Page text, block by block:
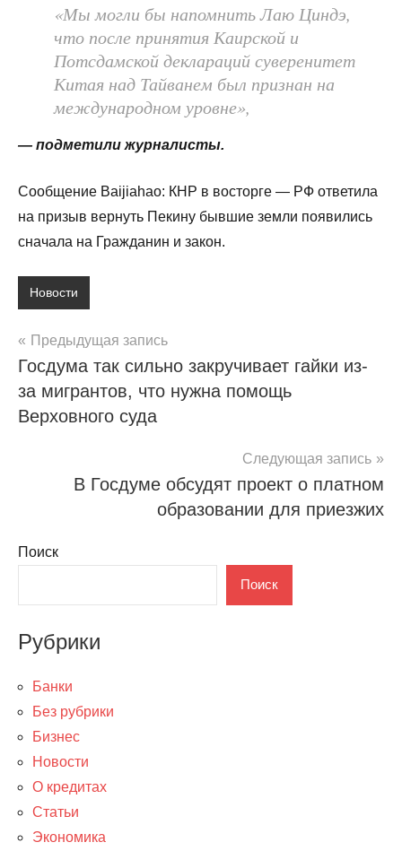
«Мы могли бы напомнить Лаю Циндэ,
что после принятия Каирской и
Потсдамской деклараций суверенитет
Китая над Тайванем был признан на
международном уровне»,
— подметили журналисты.
Сообщение Baijiahao: КНР в восторге — РФ ответила
на призыв вернуть Пекину бывшие земли появились
сначала на Гражданин и закон.
Новости
Навигация
по
записям
Предыдущая запись
Госдума так сильно закручивает гайки из-
за мигрантов, что нужна помощь
Верховного суда
Следующая запись
В Госдуме обсудят проект о платном
образовании для приезжих
Поиск
Поиск
Рубрики
Банки
Без рубрики
Бизнес
Новости
О кредитах
Статьи
Экономика